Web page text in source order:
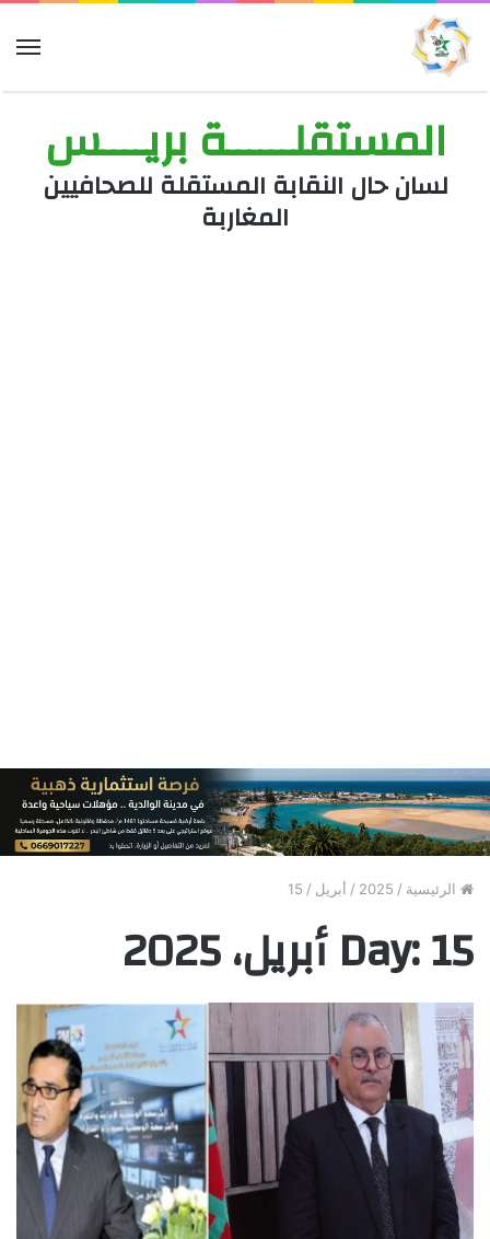
المستقلــــــة بريــــس
لسان حال النقابة المستقلة للصحافيين
المغاربة
الرئيسية /
2025
/ أبريل /
15
Day:15 أبريل، 2025